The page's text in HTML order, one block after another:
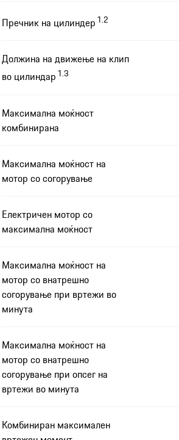
Пречник на цилиндер 1.2
Должина на движење на клип
во цилиндар 1.3
Максимална моќност
комбинирана
Максимална моќност на
мотор со согорување
Електричен мотор со
максимална моќност
Максимална моќност на
мотор со внатрешно
согорување при вртежи во
минута
Максимална моќност на
мотор со внатрешно
согорување при опсег на
вртежи во минута
Комбиниран максимален